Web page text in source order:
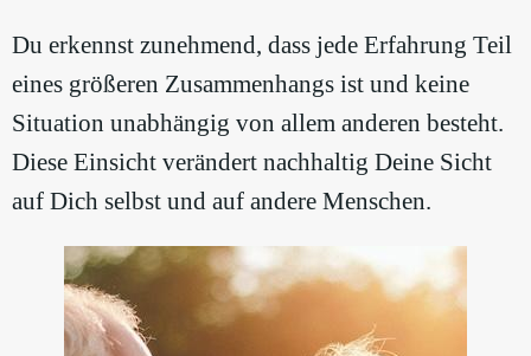
Du erkennst zunehmend, dass jede Erfahrung Teil
eines größeren Zusammenhangs ist und keine
Situation unabhängig von allem anderen besteht.
Diese Einsicht verändert nachhaltig Deine Sicht
auf Dich selbst und auf andere Menschen.